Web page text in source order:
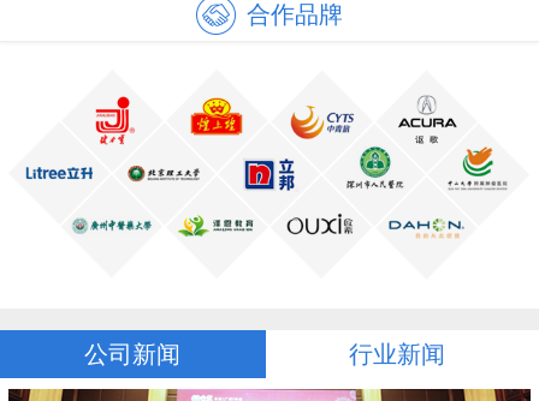
合作品牌
公司新闻 行业新闻